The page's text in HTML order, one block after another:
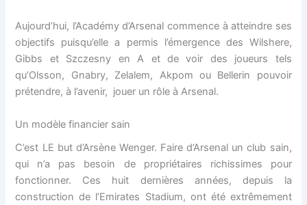
Aujourd’hui, l’Académy d’Arsenal commence à atteindre ses
objectifs puisqu’elle a permis l’émergence des Wilshere,
Gibbs et Szczesny en A et de voir des joueurs tels
qu’Olsson, Gnabry, Zelalem, Akpom ou Bellerin pouvoir
prétendre, à l’avenir, jouer un rôle à Arsenal.
Un modèle financier sain
C’est LE but d’Arsène Wenger. Faire d’Arsenal un club sain,
qui n’a pas besoin de propriétaires richissimes pour
fonctionner. Ces huit dernières années, depuis la
construction de l’Emirates Stadium, ont été extrêmement